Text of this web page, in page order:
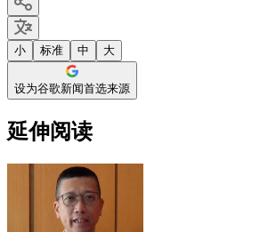
小 标准 中 大
设为谷歌新闻首选来源
延伸阅读